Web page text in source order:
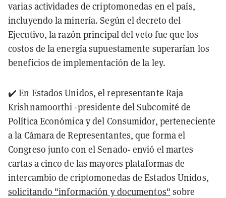
varias actividades de criptomonedas en el país,
incluyendo la minería. Según el decreto del
Ejecutivo, la razón principal del veto fue que los
costos de la energía supuestamente superarían los
beneficios de implementación de la ley.
✔️ En Estados Unidos, el representante Raja
Krishnamoorthi -presidente del Subcomité de
Política Económica y del Consumidor, perteneciente
a la Cámara de Representantes, que forma el
Congreso junto con el Senado- envió el martes
cartas a cinco de las mayores plataformas de
intercambio de criptomonedas de Estados Unidos,
solicitando "información y documentos" sobre